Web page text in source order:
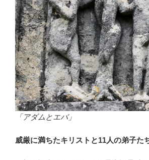
「アダムとエバ」
威厳に満ちたキリストと11人の弟子た